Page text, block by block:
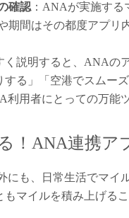
確認：ANAが実施する
期間はその都度アプリ
く説明すると、ANAの
する」「空港でスムー
利用者にとっての万能
！ANA連携ア
にも、日常生活でマイ
マイルを積み上げるこ